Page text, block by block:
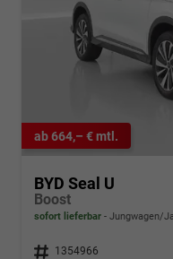
ab 664,– € mtl.
BYD Seal U
Boost
sofort lieferbar Jungwagen/
Fahrzeugnr. 1354966